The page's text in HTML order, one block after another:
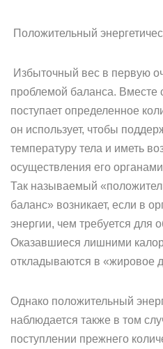
Положительный
Избыточный вес в первую
проблемой баланса. Вместе
поступает определенное
он использует, чтобы
температуру тела и иметь
осуществления его
Так называемый
баланс» возникает, если в
энергии, чем требуется для
Оказавшиеся лишними
откладываются в «жировое
Однако положительный
наблюдается также в том
поступлении прежнего